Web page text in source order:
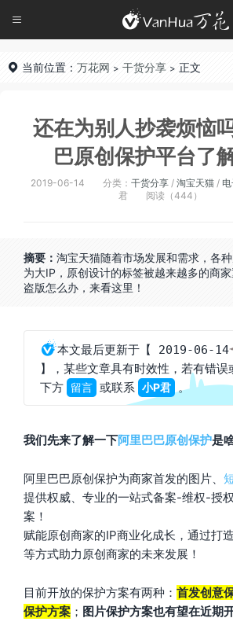


 当前位置： 万花网 > 干货分享 > 正文
还在为别人抄袭烦恼
巴原创保护平台了
2019-06-14 分类： 干货分享/ 淘宝天猫/
君
阅读（444）
摘要： 淘宝天猫随着市场发展和需求，各
为大IP，原创设计的标签被越来越多的商
盗版怎么办，来看这里！
本文最后更新于 【 2019-06-
】
，某些文章具有时效性，若有错
下方 留言 或联系 小P君 。
我们先来了解一下阿里巴巴原创保护是
阿里巴巴原创保护为商家首发的图片、
提供权威、专业的一站式备案-维权-授
案！
赋能原创商家的IP商业化成长，通过打
等方式助力原创商家的未来发展！
目前开放的保护方案有两种： 首发创意
保护方案 ； 图片保护方案也有望在近期